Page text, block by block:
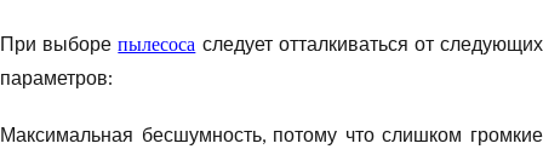
При выборепылесоса следует отталкиваться от следующих
параметров:
Максимальная бесшумность, потому что слишком громкие